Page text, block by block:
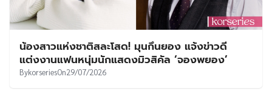
น้องสาวแห่งชาติสละโสด! มุนกึนยอง แจ้งข่าวดี
แต่งงานแฟนหนุ่มนักแสดงมิวสิคัล ‘จองพยอง’
BykorseriesOn29/07/2026